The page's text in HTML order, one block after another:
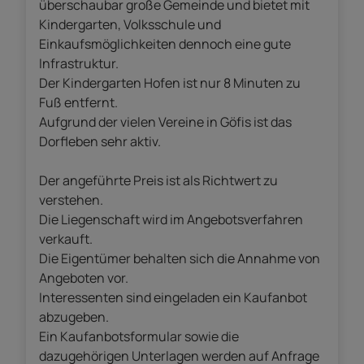
überschaubar große Gemeinde und bietet mit
Kindergarten, Volksschule und
Einkaufsmöglichkeiten dennoch eine gute
Infrastruktur.
Der Kindergarten Hofen ist nur 8 Minuten zu
Fuß entfernt.
Aufgrund der vielen Vereine in Göfis ist das
Dorfleben sehr aktiv.
Der angeführte Preis ist als Richtwert zu
verstehen.
Die Liegenschaft wird im Angebotsverfahren
verkauft.
Die Eigentümer behalten sich die Annahme von
Angeboten vor.
Interessenten sind eingeladen ein Kaufanbot
abzugeben.
Ein Kaufanbotsformular sowie die
dazugehörigen Unterlagen werden auf Anfrage